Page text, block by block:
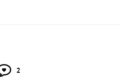
2